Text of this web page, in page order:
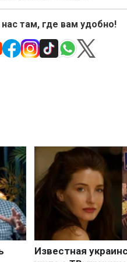
там, где вам удобно!